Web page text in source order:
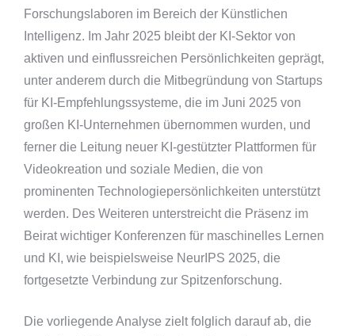
Forschungslaboren im Bereich der Künstlichen
Intelligenz. Im Jahr 2025 bleibt der KI-Sektor von
aktiven und einflussreichen Persönlichkeiten geprägt,
unter anderem durch die Mitbegründung von Startups
für KI-Empfehlungssysteme, die im Juni 2025 von
großen KI-Unternehmen übernommen wurden, und
ferner die Leitung neuer KI-gestützter Plattformen für
Videokreation und soziale Medien, die von
prominenten Technologiepersönlichkeiten unterstützt
werden. Des Weiteren unterstreicht die Präsenz im
Beirat wichtiger Konferenzen für maschinelles Lernen
und KI, wie beispielsweise NeurIPS 2025, die
fortgesetzte Verbindung zur Spitzenforschung.
Die vorliegende Analyse zielt folglich darauf ab, die